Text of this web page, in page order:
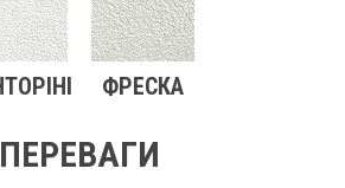
ФРЕСКА
ПЕРЕВАГИ